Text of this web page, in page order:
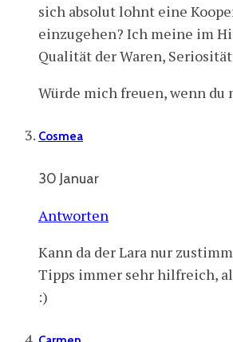
sich absolut lohnt eine
einzugehen? Ich meine im
Qualität der Waren,
Würde mich freuen, wenn
Cosmea
30 Januar
Antworten
Kann da der Lara nur
Tipps immer sehr hilfreich,
:)